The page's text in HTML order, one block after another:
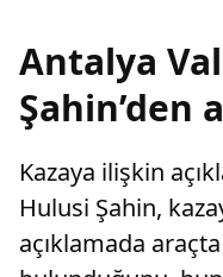
Antalya
Şahin’den
Kazaya ilişkin
Hulusi Şahin,
açıklamada